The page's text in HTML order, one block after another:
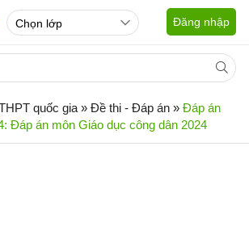
Đăng nhập
quốc gia » Đề thi - Đáp án » Đáp án
Đáp án môn Giáo dục công dân 2024